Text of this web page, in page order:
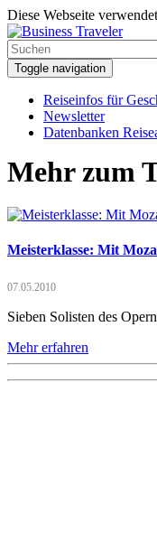
Diese Webseite
Toggle navigation
Reiseinfos für
Newsletter
Datenbanken
Mehr zum
Meisterklasse: Mit
07.05.2010
Sieben Solisten des
Mehr erfahren